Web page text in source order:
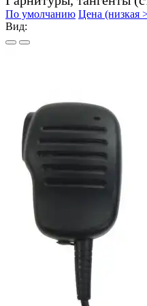
По умолчанию Цена (низкая
Вид: